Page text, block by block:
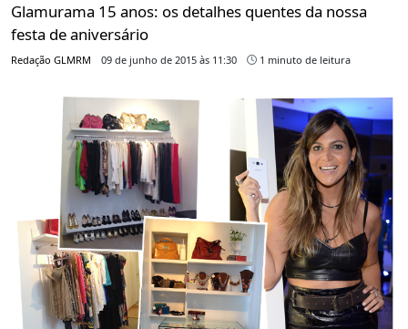
Glamurama 15 anos: os detalhes quentes da nossa
festa de aniversário
Redação GLMRM 09 de junho de 2015 às 11:30 1 minuto de leitura